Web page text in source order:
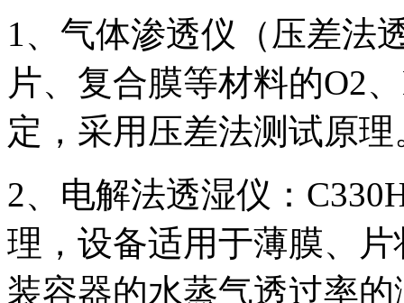
1、气体渗透仪（压差法
片、复合膜等材料的O2
定，采用压差法测试原理
2、电解法透湿仪：
理，设备适用于薄膜、
装容器的水蒸气透过率